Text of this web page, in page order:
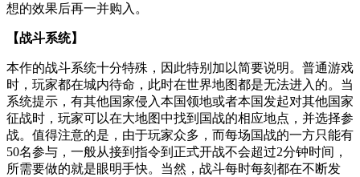
想的效果后再一并购入。
【战斗系统】
本作的战斗系统十分特殊，因此特别加以简要说明。普通游戏
时，玩家都在城内待命，此时在世界地图都是无法进入的。当
系统提示，有其他国家侵入本国领地或者本国发起对其他国家
征战时，玩家可以在大地图中找到国战的相应地点，并选择参
战。值得注意的是，由于玩家众多，而每场国战的一方只能有
50名参与，一般从接到指令到正式开战不会超过2分钟时间，
所需要做的就是眼明手快。当然，战斗每时每刻都在不断发